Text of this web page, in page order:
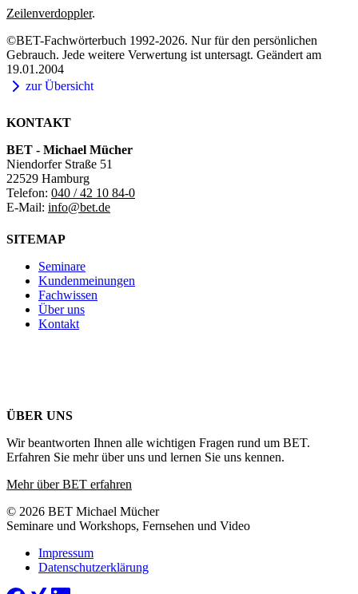
Zeilenverdoppler.
©BET-Fachwörterbuch 1992-2026. Nur für den persönlichen
Gebrauch. Jede weitere Verwertung ist untersagt. Geändert am
19.01.2004
zur Übersicht
KONTAKT
BET - Michael Mücher
Niendorfer Straße 51
22529 Hamburg
Telefon: 040 / 42 10 84-0
E-Mail: info@bet.de
SITEMAP
Seminare
Kundenmeinungen
Fachwissen
Über uns
Kontakt
ÜBER UNS
Wir beantworten Ihnen alle wichtigen Fragen rund um BET.
Erfahren Sie mehr über uns und lernen Sie uns kennen.
Mehr über BET erfahren
© 2026 BET Michael Mücher
Seminare und Workshops, Fernsehen und Video
Impressum
Datenschutzerklärung